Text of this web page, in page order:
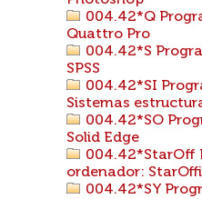
004.42*Q
Quattro Pro
004.42*S
SPSS
004.42*SI
Sistemas
004.42*SO
Solid Edge
004.42*StarOff
ordenador:
004.42*SY